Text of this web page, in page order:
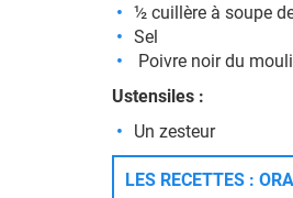
½ cuillère à soupe
Sel
Poivre noir du
Ustensiles :
Un zesteur
LES RECETTES :